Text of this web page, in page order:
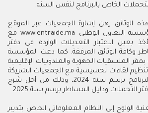
الوثائق رهن إشارة الجمعيات عبر الموقع
الإلكتروني الرسمي لمؤسسة التعاون الوطني www.entraide.ma مع
بعين الاعتبار التعديلات الواردة في دفتر
وكافة الوثائق المرفقة. كما دعت المؤسسة
المنسقيات الجهوية والمندوبيات الإقليمية
لقاءات تحسيسية مع الجمعيات الشريكة
المستفيدة من دعم البرنامج برسم سنة 2024، وذلك من أجل شرح
ودليل المساطر برسم سنة 2025.
الولوج إلى النظام المعلوماتي الخاص بتدبير